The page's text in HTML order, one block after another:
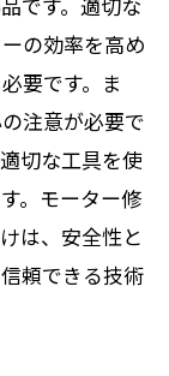
の効率を高め
要です。ま
注意が必要で
切な工具を使
。モーター修
は、安全性と
頼できる技術